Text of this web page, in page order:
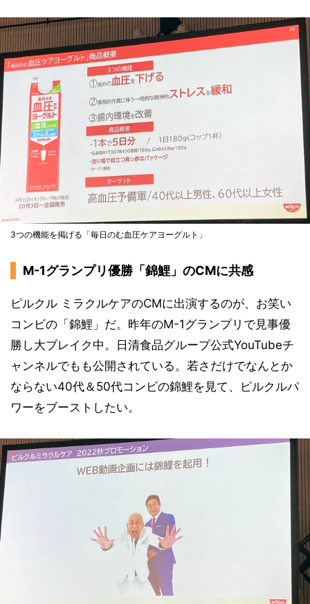
3つの機能を掲げる「毎日のむ血圧ケアヨーグルト」
M-1グランプリ優勝「錦鯉」のCMに共感
ピルクル ミラクルケアのCMに出演するのが、お笑い
コンビの「錦鯉」だ。昨年のM-1グランプリで見事優
勝し大ブレイク中。日清食品グループ公式YouTubeチ
ャンネルでもも公開されている。若さだけでなんとか
ならない40代＆50代コンビの錦鯉を見て、ピルクルパ
ワーをブーストしたい。